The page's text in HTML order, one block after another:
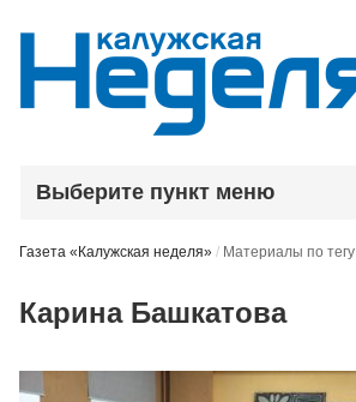
Выберите пункт меню
Газета «Калужская неделя» / Материалы по тегу
Карина Башкатова